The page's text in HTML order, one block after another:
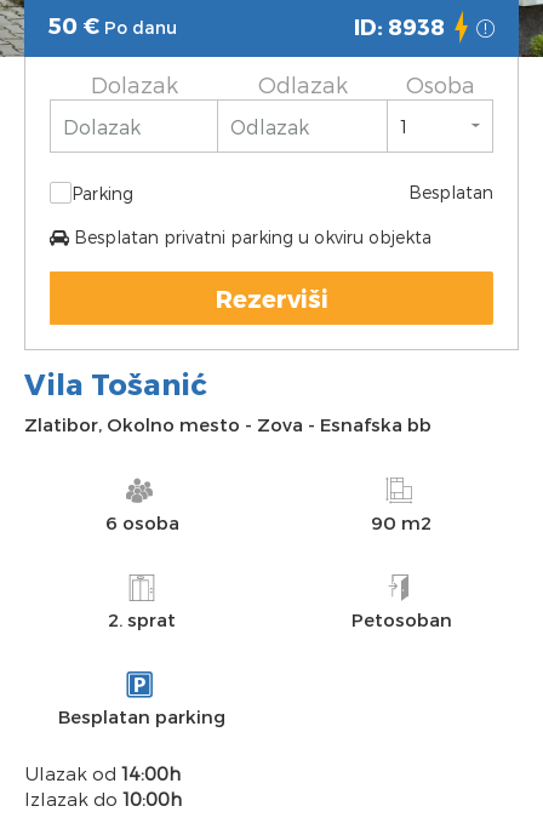
50 € Po danu ID: 8938
Dolazak Odlazak Osoba
Parking Besplatan
Besplatan privatni parking u okviru objekta
Rezerviši
Vila Tošanić
Zlatibor, Okolno mesto - Zova - Esnafska bb
6 osoba 90 m2
2. sprat Petosoban
Besplatan parking
Ulazak od 14:00h
Izlazak do 10:00h